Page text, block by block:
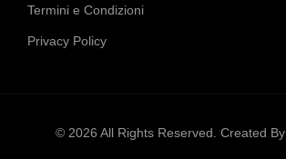
Termini e Condizioni
Privacy Policy
© 2026 All Rights Reserved. Created By